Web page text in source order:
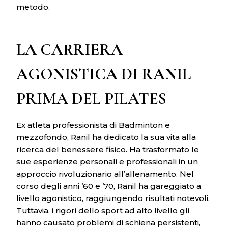
metodo.
LA CARRIERA
AGONISTICA DI RANIL
PRIMA DEL PILATES
Ex atleta professionista di Badminton e
mezzofondo, Ranil ha dedicato la sua vita alla
ricerca del benessere fisico. Ha trasformato le
sue esperienze personali e professionali in un
approccio rivoluzionario all’allenamento. Nel
corso degli anni ’60 e ’70, Ranil ha gareggiato a
livello agonistico, raggiungendo risultati notevoli.
Tuttavia, i rigori dello sport ad alto livello gli
hanno causato problemi di schiena persistenti,